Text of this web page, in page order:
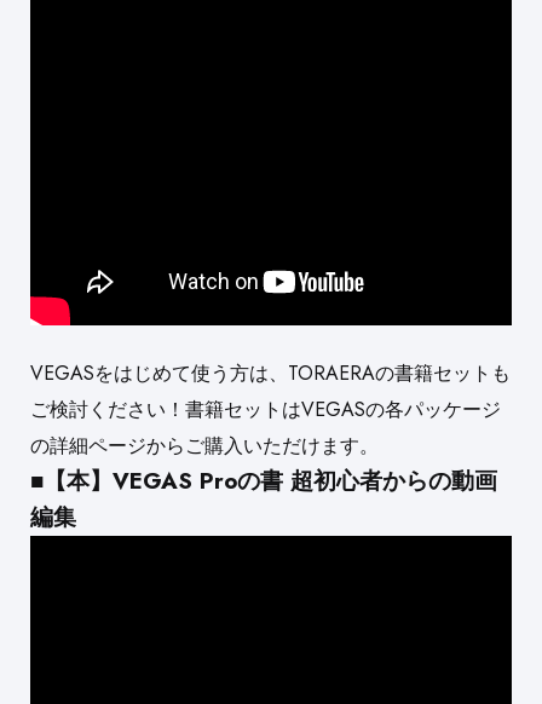
VEGASをはじめて使う方は、TORAERAの書籍セットも
ご検討ください！書籍セットはVEGASの各パッケージ
の詳細ページからご購入いただけます。
■【本】VEGAS Proの書 超初心者からの動画
編集